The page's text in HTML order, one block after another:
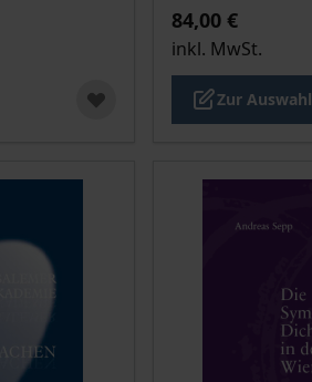
84,00 €
inkl. MwSt.
Zur Auswahl